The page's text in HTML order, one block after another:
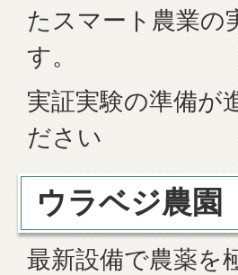
たスマート農業の
す。
実証実験の準備が
ださい
ウラベジ農園
最新設備で農薬を